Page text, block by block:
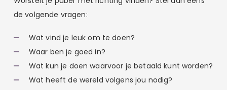
de volgende vragen:
Wat vind je leuk om te doen?
Waar ben je goed in?
Wat kun je doen waarvoor je betaald kunt worden?
Wat heeft de wereld volgens jou nodig?